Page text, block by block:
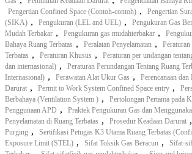
Pengertian Confined Space (Contoh-contoh) ,
Pengertian
(SIKA) , Pengukuran (LEL and UEL) , Pengukuran Gas
Mudah Terbakar , Pengukuran gas mudahterbakar ,
Bahaya Ruang Terbatas , Peralatan Penyelamatan ,
Terbatas , Peraturan Khusus ,
Peraturan per undangan
dan internasional) ,
Peraturan Perundangan Tentang Ruang
Internasional) , Perawatan Alat Ukur Gas ,
Perencanaan dan
Darurat , Permit to Work System Confined Space entry ,
Berbahaya (Ventilation System ) , Pertolongan Pertama pada
Penggunaan APD , Praktek Pengukuran Gas dan
Penyelamatan di Ruang Terbatas , Prosedur Keadaan Darurat ,
Purging , Sertifikasi Petugas K3 Utama Ruang Terbatas
Exposure Limit (STEL) , Sifat Toksik Gas Beracun ,
Sifat-